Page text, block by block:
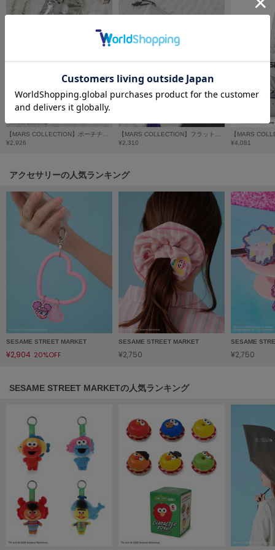
ジェラート ピケ
ジェラート ピケ キャットアンドドッグ
グラミチ
HOKA ONEONE
ホカ オネオネ
LAATO
ラート
le coq sportif
ルコックスポルティフ
LeSportsac
レスポートサック
¥2,926
¥2,310
¥4,081
アクセサリーの人気ランキング
SESAME STREET MARKET
¥2,904 20%OFF
SESAME STREET MARKET
¥2,750
SESAME
¥2,750
SESAME STREET MARKETの人気ランキング